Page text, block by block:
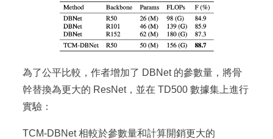
為了公平比較，作者增加了 DBNet 的參數量，將骨
幹替換為更大的 ResNet，並在 TD500 數據集上進行
實驗：
TCM-DBNet 相較於參數量和計算開銷更大的